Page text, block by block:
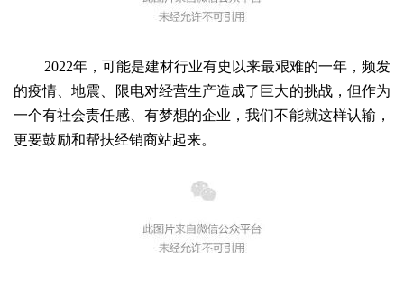
2022年，可能是建材行业有史以来最艰难的一年，频发
的疫情、地震、限电对经营生产造成了巨大的挑战，但作为
一个有社会责任感、有梦想的企业，我们不能就这样认输，
更要鼓励和帮扶经销商站起来。